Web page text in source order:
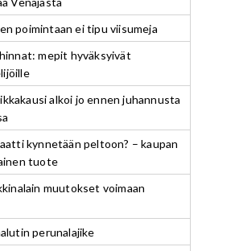
poimintaan ei tipu viisumeja
mepit hyväksyivät
alkoi jo ennen juhannusta
kynnetään peltoon? – kaupan
tuote
muutokset voimaan
perunalajike